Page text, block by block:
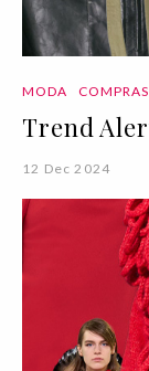
MODA COMPRAS
Trend
12 Dec 2024